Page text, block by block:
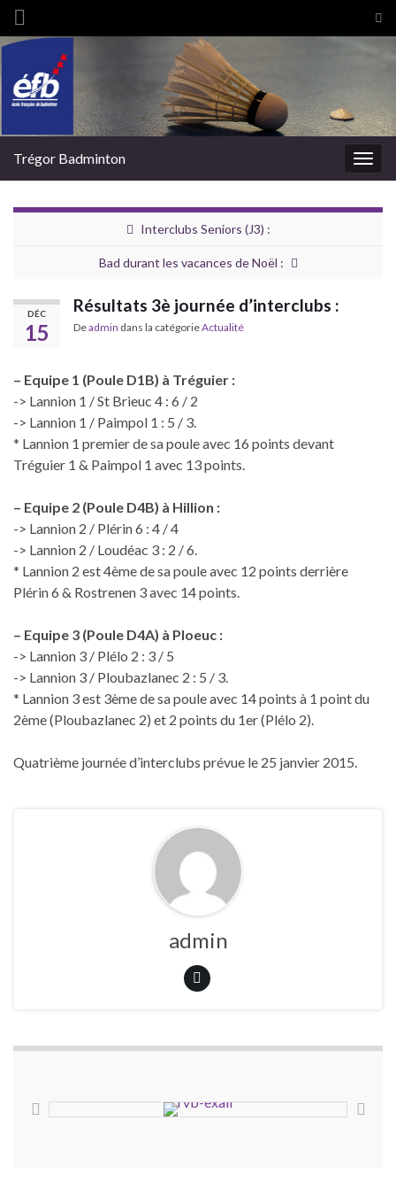
Trégor Badminton
Interclubs Seniors (J3) :
Bad durant les vacances de Noël :
DÉC
15
Résultats 3è journée d’interclubs :
Deadmin dans la catégorieActualité
– Equipe 1 (Poule D1B) à Tréguier :
-> Lannion 1 / St Brieuc 4 : 6 / 2
-> Lannion 1 / Paimpol 1 : 5 / 3.
* Lannion 1 premier de sa poule avec 16 points devant
Tréguier 1 & Paimpol 1 avec 13 points.
– Equipe 2 (Poule D4B) à Hillion :
-> Lannion 2 / Plérin 6 : 4 / 4
-> Lannion 2 / Loudéac 3 : 2 / 6.
* Lannion 2 est 4ème de sa poule avec 12 points derrière
Plérin 6 & Rostrenen 3 avec 14 points.
– Equipe 3 (Poule D4A) à Ploeuc :
-> Lannion 3 / Plélo 2 : 3 / 5
-> Lannion 3 / Ploubazlanec 2 : 5 / 3.
* Lannion 3 est 3ème de sa poule avec 14 points à 1 point du
2ème (Ploubazlanec 2) et 2 points du 1er (Plélo 2).
Quatrième journée d’interclubs prévue le 25 janvier 2015.
admin